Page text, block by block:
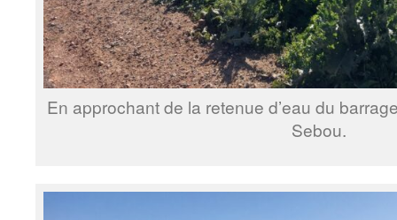
En approchant de la retenue d’eau du
Sebou.